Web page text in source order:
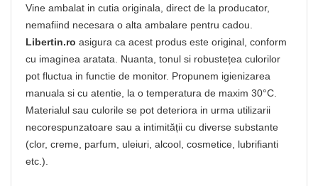
Vine ambalat in cutia originala, direct de la producator,
nemafiind necesara o alta ambalare pentru cadou.
Libertin.ro asigura ca acest produs este original, conform
cu imaginea aratata. Nuanta, tonul si robustețea culorilor
pot fluctua in functie de monitor. Propunem igienizarea
manuala si cu atentie, la o temperatura de maxim 30°C.
Materialul sau culorile se pot deteriora in urma utilizarii
necorespunzatoare sau a intimității cu diverse substante
(clor, creme, parfum, uleiuri, alcool, cosmetice, lubrifianti
etc.).